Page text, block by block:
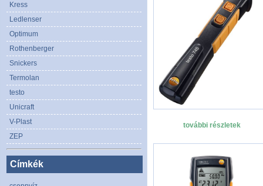
további részletek
Kress
Ledlenser
Optimum
Rothenberger
Snickers
Termolan
testo
Unicraft
V-Plast
ZEP
Címkék